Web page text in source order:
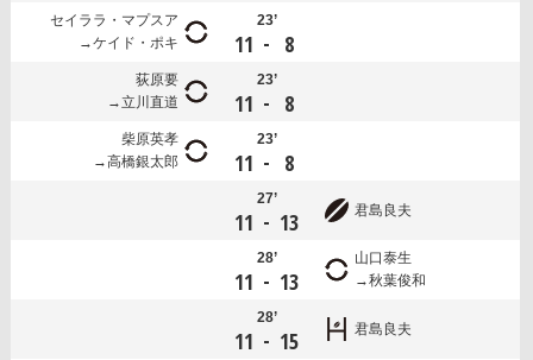
セイララ・マプスア
ケイド・ポキ
23’
11 - 8
荻原要
立川直道
23’
11 - 8
柴原英孝
高橋銀太郎
23’
11 - 8
27’
11 - 13 君島良夫
28’
11 - 13
山口泰生
秋葉俊和
28’
11 - 15 君島良夫